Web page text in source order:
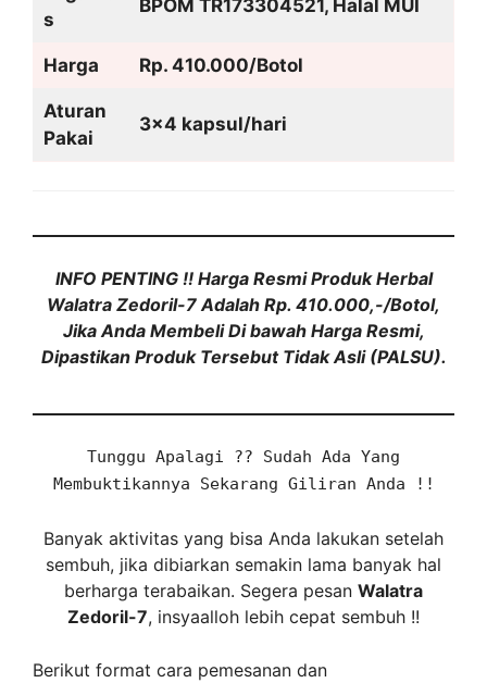
s
BPOM TR173304521, Halal MUI
Harga Rp. 410.000/Botol
Aturan
Pakai
3×4 kapsul/hari
INFO PENTING !!Harga Resmi Produk Herbal
Walatra Zedoril-7 Adalah Rp. 410.000,-/Botol,
Jika Anda Membeli Di bawah Harga Resmi,
Dipastikan Produk Tersebut Tidak Asli (PALSU).
Tunggu Apalagi ?? Sudah Ada Yang
Membuktikannya Sekarang Giliran Anda !!
Banyak aktivitas yang bisa Anda lakukan setelah
sembuh, jika dibiarkan semakin lama banyak hal
berharga terabaikan. Segera pesan Walatra
Zedoril-7, insyaalloh lebih cepat sembuh !!
Berikut format cara pemesanan dan